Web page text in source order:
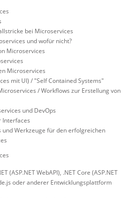
bei Microservices
und wofür nicht?
Microservices
Microservices
mit UI) / "Self Contained Systems"
/ Workflows zur Erstellung von
und DevOps
Interfaces
und Werkzeuge für den erfolgreichen
(ASP.NET WebAPI), .NET Core (ASP.NET
oder anderer Entwicklungsplattform